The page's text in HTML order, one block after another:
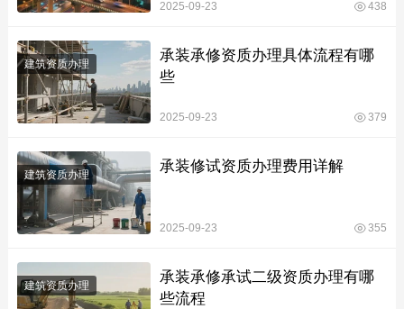
2025-09-23 438
建筑资质办理
承装承修资质办理具体流程有哪
些
2025-09-23 379
建筑资质办理 承装修试资质办理费用详解
2025-09-23 355
建筑资质办理
承装承修承试二级资质办理有哪
些流程